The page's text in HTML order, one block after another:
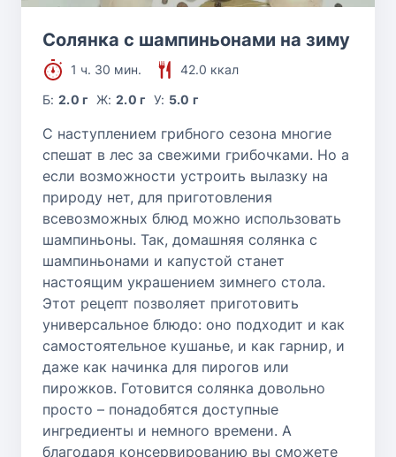
Солянка с шампиньонами на зиму
1 ч. 30 мин.
42.0 ккал
Б:2.0 г Ж: 2.0 г У: 5.0 г
С наступлением грибного сезона многие
спешат в лес за свежими грибочками. Но а
если возможности устроить вылазку на
природу нет, для приготовления
всевозможных блюд можно использовать
шампиньоны. Так, домашняя солянка с
шампиньонами и капустой станет
настоящим украшением зимнего стола.
Этот рецепт позволяет приготовить
универсальное блюдо: оно подходит и как
самостоятельное кушанье, и как гарнир, и
даже как начинка для пирогов или
пирожков. Готовится солянка довольно
просто – понадобятся доступные
ингредиенты и немного времени. А
благодаря консервированию вы сможете